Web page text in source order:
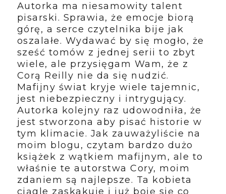
Autorka ma niesamowity talent
pisarski. Sprawia, że emocje biorą
górę, a serce czytelnika bije jak
oszalałe. Wydawać by się mogło, że
sześć tomów z jednej serii to zbyt
wiele, ale przysięgam Wam, że z
Corą Reilly nie da się nudzić.
Mafijny świat kryje wiele tajemnic,
jest niebezpieczny i intrygujący.
Autorka kolejny raz udowodniła, że
jest stworzona aby pisać historie w
tym klimacie. Jak zauważyliście na
moim blogu, czytam bardzo dużo
książek z wątkiem mafijnym, ale to
właśnie te autorstwa Cory, moim
zdaniem są najlepsze. Ta kobieta
ciągle zaskakuje i już boję się co